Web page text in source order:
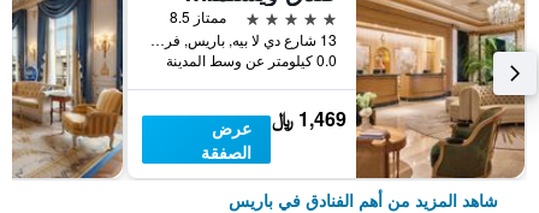
5 نجوم
ممتاز 8.5
13 شارع دي لا بيه, باريس, فرنسا
0.0 كيلومتر عن وسط المدينة
1,469 ﷼
عرض
الصفقة
شاهد المزيد من أهم الفنادق في باريس